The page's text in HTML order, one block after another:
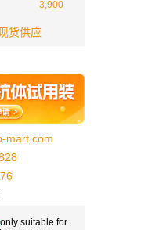
3,900
货供应
mart.com
suitable for